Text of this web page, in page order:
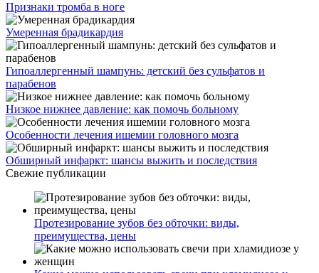
Признаки тромба в ноге
Умеренная брадикардия
Гипоаллергенный шампунь: детский без сульфатов и
парабенов
Низкое нижнее давление: как помочь больному
Особенности лечения ишемии головного мозга
Обширный инфаркт: шансы выжить и последствия
Свежие публикации
Протезирование зубов без обточки: виды,
преимущества, цены